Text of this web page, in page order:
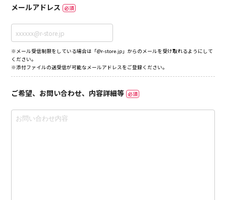
メールアドレス 必須
※メール受信制限をしている場合は「@r-store.jp」からのメールを受け取れるようにして
ください。
※添付ファイルの送受信が可能なメールアドレスをご登録ください。
ご希望、お問い合わせ、内容詳細等 必須